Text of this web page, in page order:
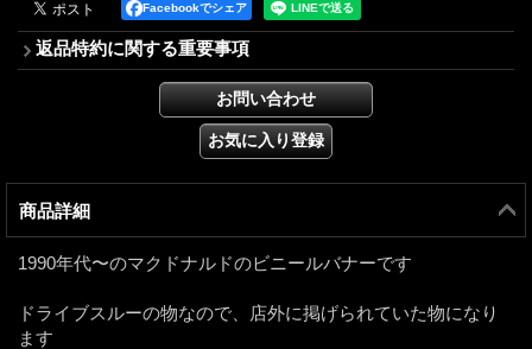
Facebookでシェア
返品特約に関する重要事項
商品詳細
1990年代〜のマクドナルドのビニールバナーです
ドライブスルーの物なので、店外に掲げられていた物になり
ます